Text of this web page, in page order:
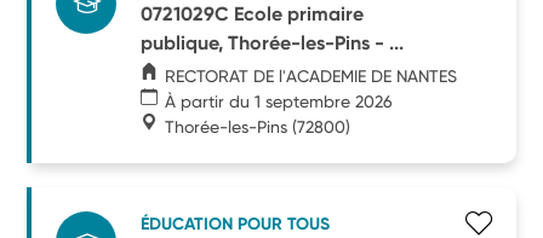
0721029C Ecole primaire
publique, Thorée-les-Pins - ...
RECTORAT DE l'ACADEMIE DE NANTES
À partir du 1 septembre 2026
Thorée-les-Pins (72800)
ÉDUCATION POUR TOUS